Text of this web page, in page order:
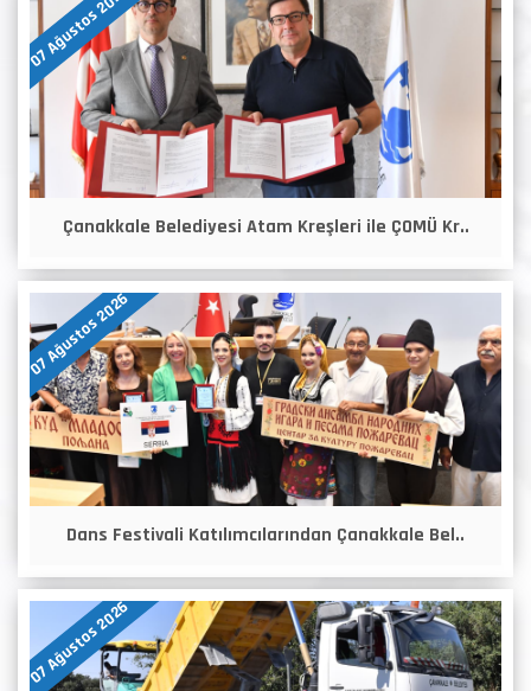
07 Ağustos 2026
Çanakkale Belediyesi Atam Kreşleri ile ÇOMÜ Kr..
07 Ağustos 2026
Dans Festivali Katılımcılarından Çanakkale Bel..
07 Ağustos 2026